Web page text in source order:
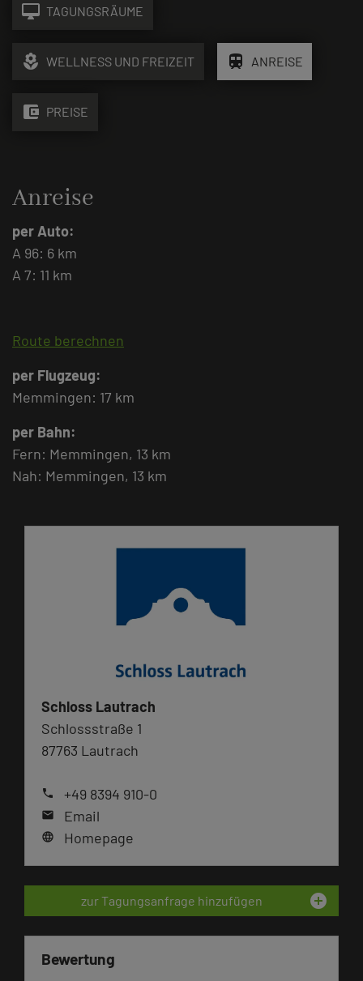
desktop_mac TAGUNGSRÄUME
local_florist WELLNESS UND FREIZEIT train ANREISE
account_balance_wallet PREISE
Anreise
per Auto:
A 96: 6 km
A 7: 11 km
Route berechnen
per Flugzeug:
Memmingen: 17 km
per Bahn:
Fern: Memmingen, 13 km
Nah: Memmingen, 13 km
Schloss Lautrach
Schlossstraße 1
87763 Lautrach
phone +49 8394 910-0
mail Email
language Homepage
zur Tagungsanfrage hinzufügen add_circle
Bewertung